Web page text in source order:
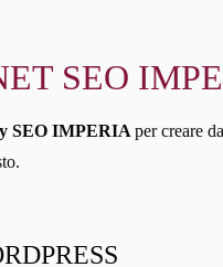
SEO
SEO IMPERIA per creare